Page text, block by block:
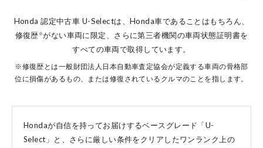
コーポレートサイト
Honda 認定中古車 U-Selectは、Honda車であることはもちろん、
修復歴 ※がない車両に限定、 さらに第三者機関の車両状態証明書を
すべての車両で取得しています。
※修復歴とは一般財団法人日本自動車査定協会が定義する車両の骨格部
位に損傷があるもの、または修復されているクルマのことを指します。
Hondaが自信を持ってお届けするベースグレード「U-
Select」と、 さらに厳しい条件をクリアしたワンランク上の